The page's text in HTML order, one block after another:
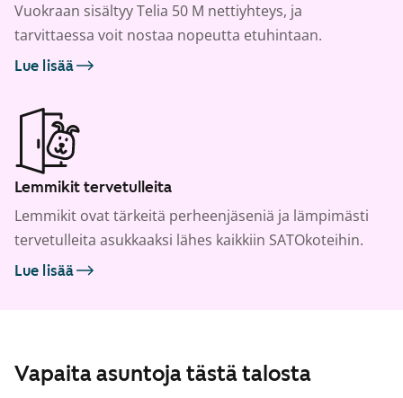
Vuokraan sisältyy Telia 50 M nettiyhteys, ja
tarvittaessa voit nostaa nopeutta etuhintaan.
Lue lisää
Lemmikit tervetulleita
Lemmikit ovat tärkeitä perheenjäseniä ja lämpimästi
tervetulleita asukkaaksi lähes kaikkiin SATOkoteihin.
Lue lisää
Vapaita asuntoja tästä talosta
/15